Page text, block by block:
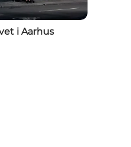
i Aarhus